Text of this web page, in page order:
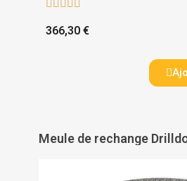
    
366,30 €